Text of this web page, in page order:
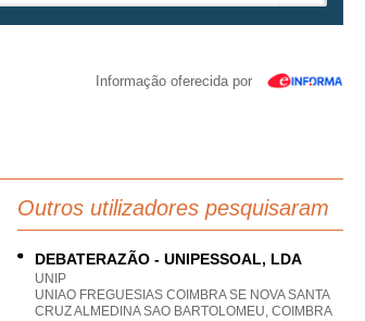
Informação oferecida por
Outros utilizadores pesquisaram
DEBATERAZÃO - UNIPESSOAL, LDA
UNIP
UNIAO FREGUESIAS COIMBRA SE NOVA SANTA
CRUZ ALMEDINA SAO BARTOLOMEU, COIMBRA